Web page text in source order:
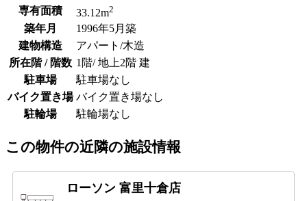
専有面積
33.12m2
築年月
1996年5月築
建物構造
アパート/木造
所在階 / 階数 1階/ 地上2階 建
駐車場
駐車場なし
バイク置き場 バイク置き場なし
駐輪場
駐輪場なし
この物件の近隣の施設情報
ローソン 富里十倉店